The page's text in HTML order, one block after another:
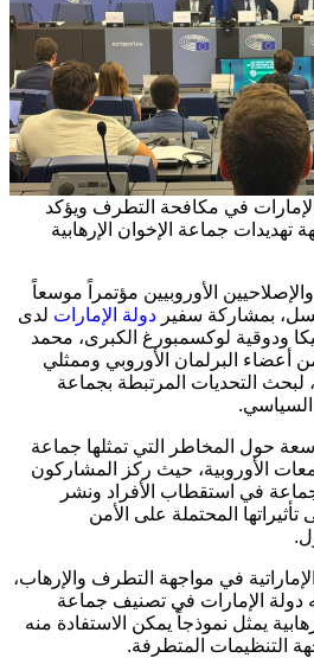
في مكافحة التطرف ويؤكد
تهديدات جماعة الإخوان الإرهابية
الأوروبيين مؤتمراً موسعاً
بمشاركة سفير دولة الإمارات لدى
ودوقية لوكسمبورغ الكبرى، محمد
أعضاء البرلمان الأوروبي وممثلي
لبحث التحديات المرتبطة بجماعة
السياسي.
حول المخاطر التي تمثلها جماعة
الأوروبية، حيث ركز المشاركون
في استقطاب الأفراد ونشر
تأثيراتها المحتملة على الأمن
في مواجهة التطرف والإرهاب،
دولة الإمارات في تصنيف جماعة
يمثل نموذجاً يمكن الاستفادة منه
التنظيمات المتطرفة.